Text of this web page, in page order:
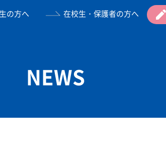
の方へ 在校生・保護者の方へ
NEWS